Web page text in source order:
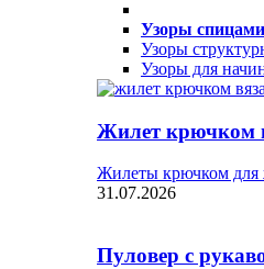
Узоры спицами
Узоры
Узоры для
Жилет крючком
Жилеты крючком
31.07.2026
Пуловер с